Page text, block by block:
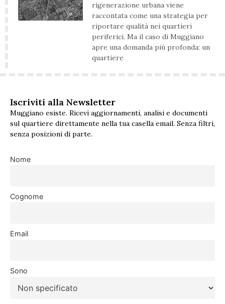
rigenerazione urbana viene
raccontata come una strategia per
riportare qualità nei quartieri
periferici. Ma il caso di Muggiano
apre una domanda più profonda: un
quartiere
Iscriviti alla Newsletter
Muggiano esiste. Ricevi aggiornamenti, analisi e documenti
sul quartiere direttamente nella tua casella email. Senza filtri,
senza posizioni di parte.
Nome
Cognome
Email
Sono